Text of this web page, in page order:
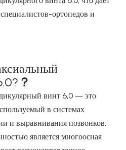
ортопедов и
？
винт 6,0 — это
в системах
и выравнивания позвонков.
является многоосная